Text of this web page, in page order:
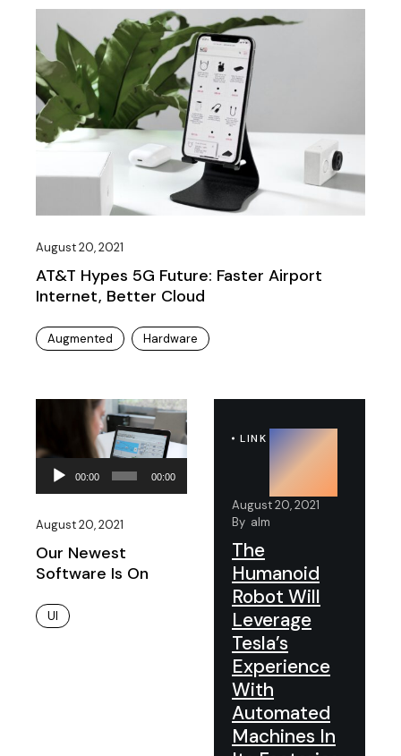
August 20, 2021
AT&T Hypes 5G Future: Faster Airport
Internet, Better Cloud
Augmented Hardware
Audio
Player
00:00 00:00
August 20, 2021
Our Newest
Software Is On
UI
LINK
August 20, 2021
By alm
The
Humanoid
Robot Will
Leverage
Tesla’s
Experience
With
Automated
Machines In